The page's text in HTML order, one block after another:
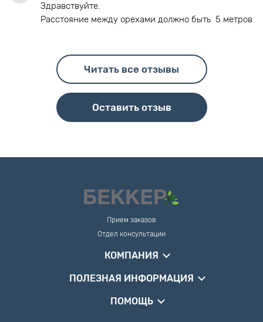
Здравствуйте.
Расстояние между орехами должно быть 5 метров
Читать все отзывы
Оставить отзыв
Прием заказов
Отдел консультации
КОМПАНИЯ
ПОЛЕЗНАЯ ИНФОРМАЦИЯ
ПОМОЩЬ